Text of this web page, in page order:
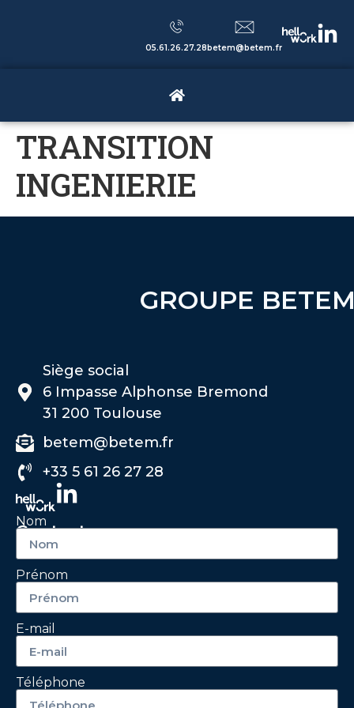
betem@betem.fr
05.61.26.27.28
TRANSITION
INGENIERIE
GROUPE
Siège social
6 Impasse Alphonse Bremond
31 200 Toulouse
betem@betem.fr
+33 5 61 26 27 28
Contactez-nous
Nom
Prénom
E-mail
Téléphone